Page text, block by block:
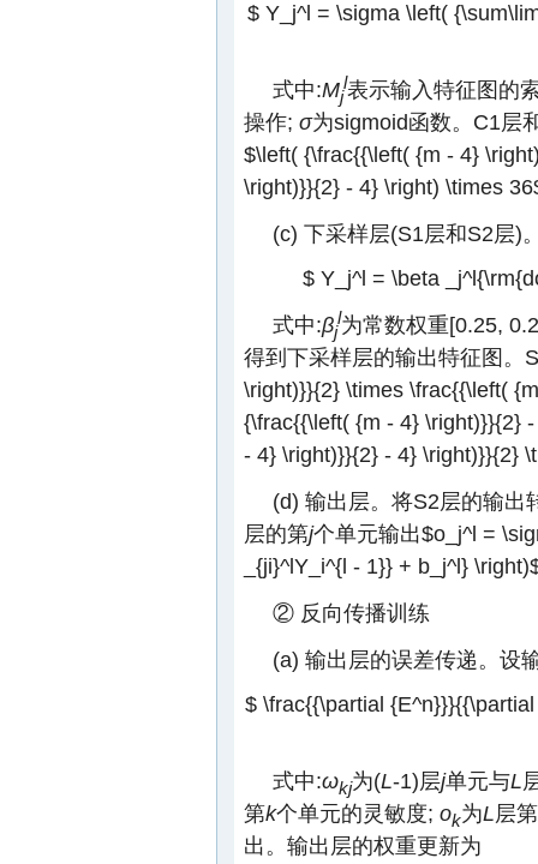
$ Y_j^l = \sigma \left(
式中:Mj
l表示输入特征图的
操作; σ为sigmoid函数。C1层
$\left( {\frac{{\left( {m - 4}
\right)}}{2} - 4} \right) \times
(c) 下采样层(S1层和S2层)
$ Y_j^l = \beta
式中:βj
l为常数权重[0.25,
得到下采样层的输出特征图。
\right)}}{2} \times \frac{{\left(
{\frac{{\left( {m - 4} \right)}}{2}
- 4} \right)}}{2} - 4} \right)}}{2}
(d) 输出层。将S2层的输出
层的第j个单元输出$o_j^l =
_{ji}^lY_i^{l - 1}} + b_j^l}
② 反向传播训练
(a) 输出层的误差传递。设
$ \frac{{\partial
式中:ωkj为(L-1)层j单元与L
第k个单元的灵敏度; ok为L层第
出。输出层的权重更新为